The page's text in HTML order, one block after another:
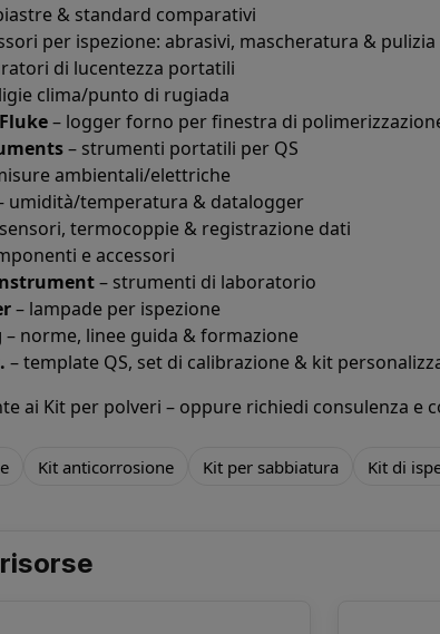
& standard comparativi
per ispezione: abrasivi, mascheratura & pulizia
di lucentezza portatili
clima/punto di rugiada
– logger forno per finestra di
– strumenti portatili per QS
ambientali/elettriche
umidità/temperatura & datalogger
termocoppie & registrazione dati
e accessori
– strumenti di laboratorio
– lampade per ispezione
– norme, linee guida & formazione
– template QS, set di calibrazione & kit
ai Kit per polveri – oppure richiedi consulenza e
Kit anticorrosione Kit per sabbiatura Kit di